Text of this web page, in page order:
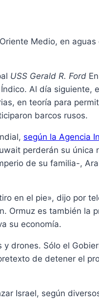
Medio, en
USS Gerald R. Ford
Al día siguiente,
en teoría para
barcos rusos.
según la Agencia
perderán su única
de su familia-,
en el pie», dijo por
Ormuz es también la
su economía.
drones. Sólo el
de detener el
Israel, según